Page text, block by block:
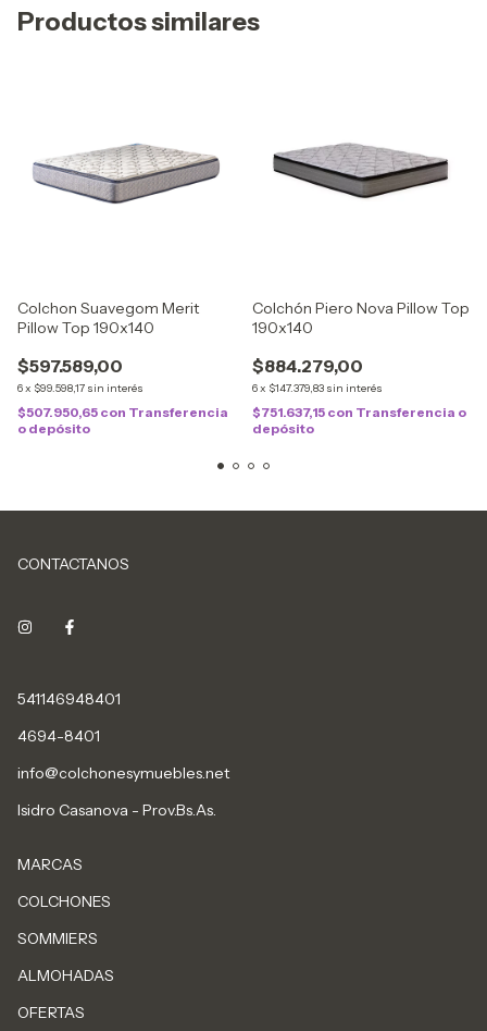
Productos similares
Colchon Suavegom Merit
Pillow Top 190x140
$597.589,00
6x $99.598,17 sin interés
$507.950,65 con Transferencia
o depósito
Colchón Piero Nova Pillow Top
190x140
$884.279,00
6x $147.379,83 sin interés
$751.637,15 con Transferencia o
depósito
CONTACTANOS
541146948401
4694-8401
info@colchonesymuebles.net
Isidro Casanova - Prov.Bs.As.
MARCAS
COLCHONES
SOMMIERS
ALMOHADAS
OFERTAS